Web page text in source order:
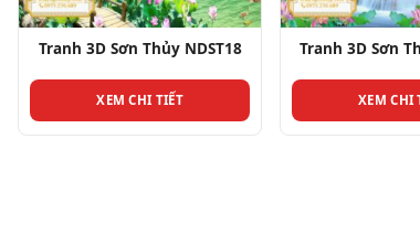
Tranh 3D Sơn Thủy NDST18
XEM CHI TIẾT
Tranh 3D Sơn
XEM CHI